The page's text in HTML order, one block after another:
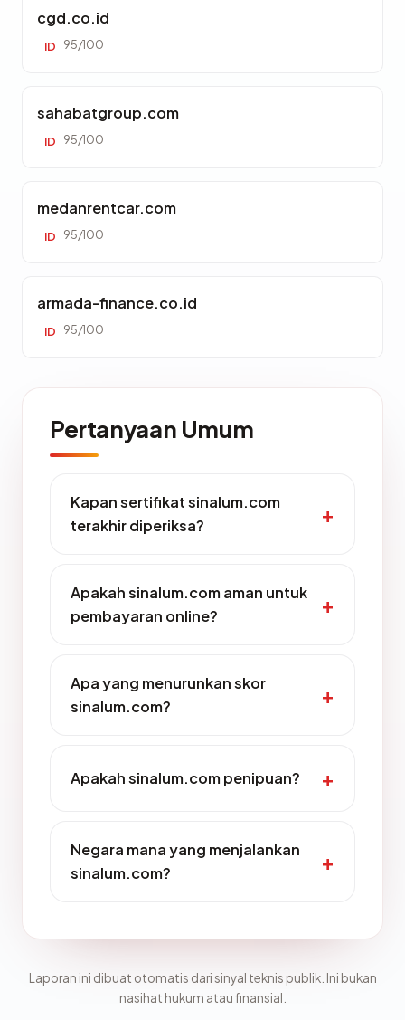
cgd.co.id
ID 95/100
sahabatgroup.com
ID 95/100
medanrentcar.com
ID 95/100
armada-finance.co.id
ID 95/100
Pertanyaan Umum
Kapan sertifikat sinalum.com
terakhir diperiksa?
Apakah sinalum.com aman untuk
pembayaran online?
Apa yang menurunkan skor
sinalum.com?
Apakah sinalum.com penipuan?
Negara mana yang menjalankan
sinalum.com?
Laporan ini dibuat otomatis dari sinyal teknis publik. Ini bukan
nasihat hukum atau finansial.